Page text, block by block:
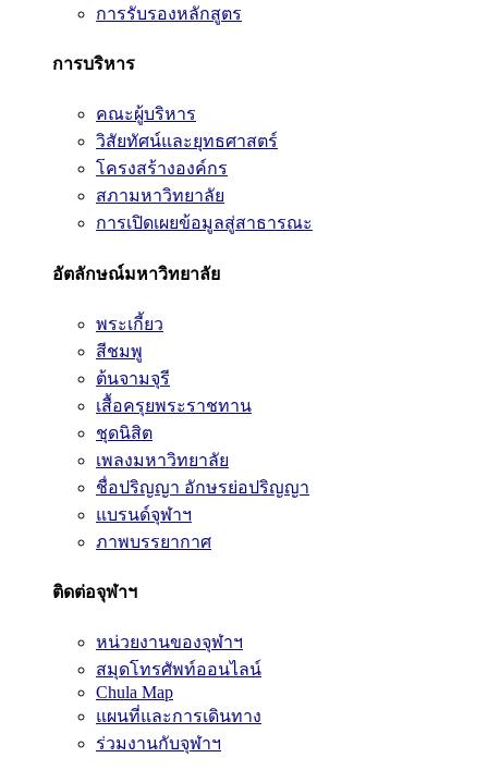
การรับรองหลักสูตร
การบริหาร
คณะผู้บริหาร
วิสัยทัศน์และยุทธศาสตร์
โครงสร้างองค์กร
สภามหาวิทยาลัย
การเปิดเผยข้อมูลสู่สาธารณะ
อัตลักษณ์มหาวิทยาลัย
พระเกี้ยว
สีชมพู
ต้นจามจุรี
เสื้อครุยพระราชทาน
ชุดนิสิต
เพลงมหาวิทยาลัย
ชื่อปริญญา อักษรย่อปริญญา
แบรนด์จุฬาฯ
ภาพบรรยากาศ
ติดต่อจุฬาฯ
หน่วยงานของจุฬาฯ
สมุดโทรศัพท์ออนไลน์
Chula Map
แผนที่และการเดินทาง
ร่วมงานกับจุฬาฯ